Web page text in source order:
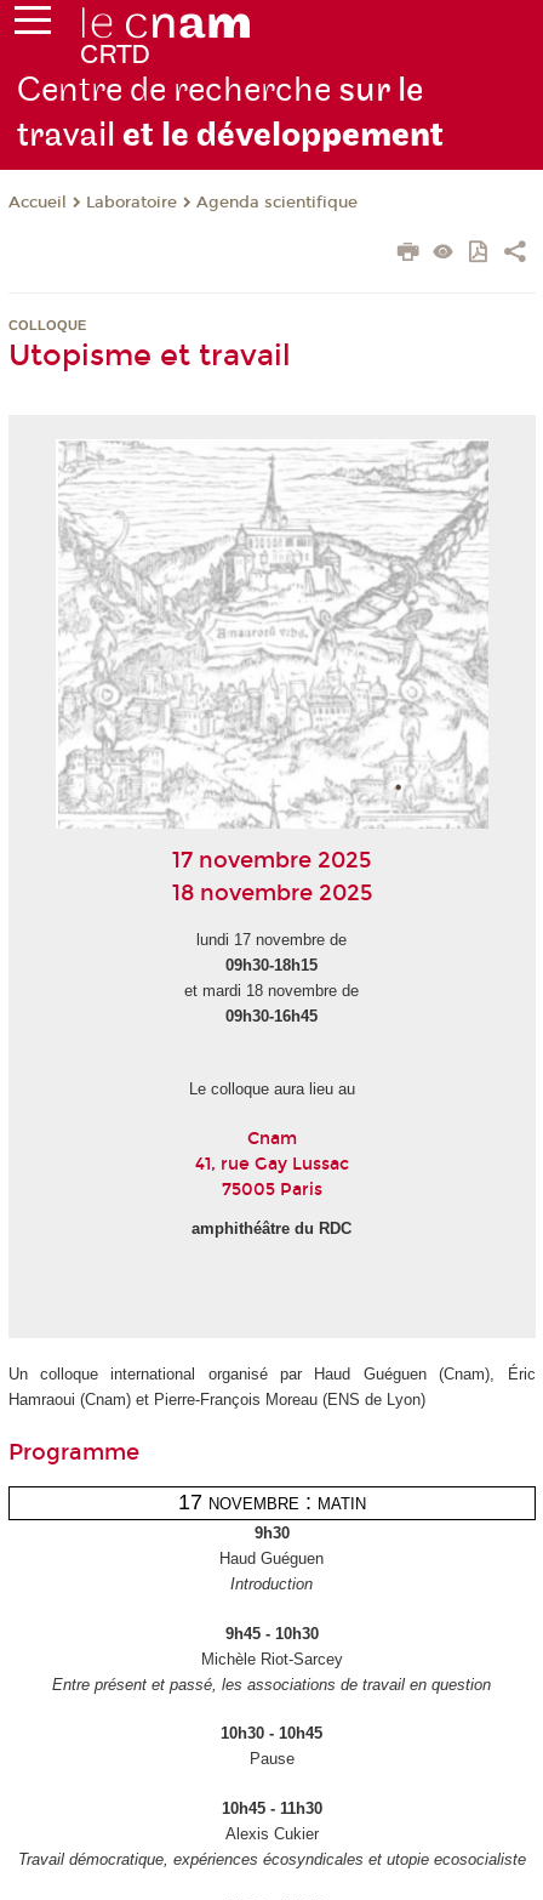
Centre de recherche sur le
travailet le développement
Accueil Laboratoire Agenda scientifique
COLLOQUE
Utopisme et travail
17 novembre 2025
18 novembre 2025
lundi 17 novembre de
09h30-18h15
et mardi 18 novembre de
09h30-16h45
Le colloque aura lieu au
Cnam
41, rue Gay Lussac
75005 Paris
amphithéâtre du RDC
Un colloque international organisé par Haud Guéguen (Cnam), Éric
Hamraoui (Cnam) et Pierre-François Moreau (ENS de Lyon)
Programme
17 novembre : matin
9h30
Haud Guéguen
Introduction
9h45 - 10h30
Michèle Riot-Sarcey
Entre présent et passé, les associations de travail en question
10h30 - 10h45
Pause
10h45 - 11h30
Alexis Cukier
Travail démocratique, expériences écosyndicales et utopie ecosocialiste